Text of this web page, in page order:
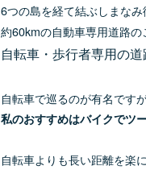
6つの島を経て結ぶしまなみ
約60kmの自動車専用道路
自転車・歩行者専用の道
自転車で巡るのが有名です
私のおすすめはバイクでツ
自転車よりも長い距離を楽